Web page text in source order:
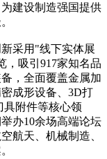
建设制造强国提供
采用"线下实体展
，吸引917家知名品
，全面覆盖金属加
成形设备、3D打
具附件等核心领
办10余场高端论坛
航天、机械制造、